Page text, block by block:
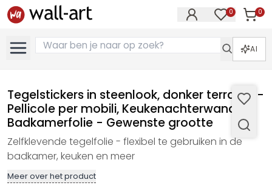
0 0
AI
Tegelstickers in steenlook, donker terrazzo -
Pellicole per mobili, Keukenachterwand,
Badkamerfolie - Gewenste grootte
Zelfklevende tegelfolie - flexibel te gebruiken in de
badkamer, keuken en meer
Meer over het product